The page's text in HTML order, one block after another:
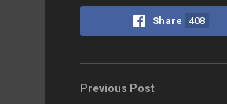
Share 408
Previous Post